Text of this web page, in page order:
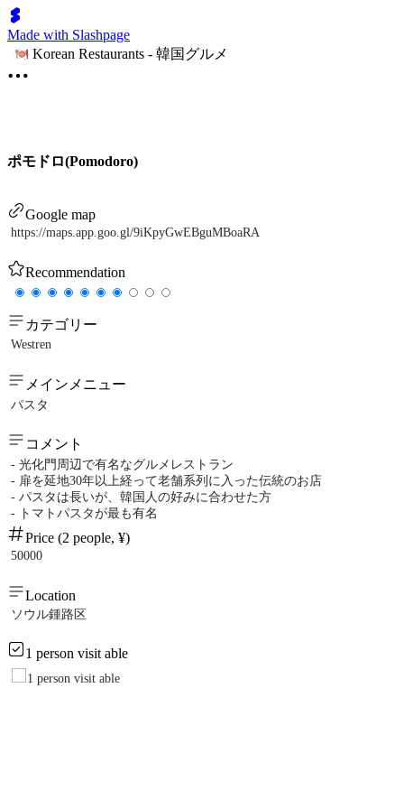
Made with Slashpage
Korean Restaurants - 韓国グルメ
ポモドロ(Pomodoro)
Google map
https://maps.app.goo.gl/9iKpyGwEBguMBoaRA
Recommendation
カテゴリー
Westren
メインメニュー
パスタ
コメント
- 光化門周辺で有名なグルメレストラン
- 扉を延地30年以上経って老舗系列に入った伝統のお店
- パスタは長いが、韓国人の好みに合わせた方
- トマトパスタが最も有名
Price (2 people, ¥)
50000
Location
ソウル鍾路区
1 person visit able
1 person visit able